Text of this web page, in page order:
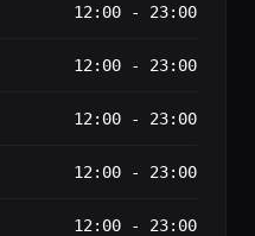
12:00 - 23:00
12:00 - 23:00
12:00 - 23:00
12:00 - 23:00
12:00 - 23:00